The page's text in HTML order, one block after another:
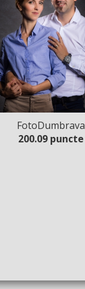
FotoDumbrava
200.09 puncte